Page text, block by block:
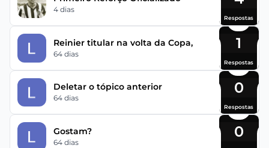
4 dias
Respostas
Reinier titular na volta da Copa,
64 dias
1
Respostas
Deletar o tópico anterior
64 dias
0
Respostas
Gostam?
64 dias
0